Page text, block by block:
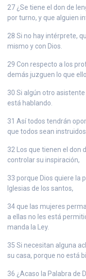
27 ¿Se tiene el don de
por turno, y que alguien
28 Si no hay intérprete,
mismo y con Dios.
29 Con respecto a los
demás juzguen lo que
30 Si algún otro
está hablando.
31 Así todos tendrán
que todos sean
32 Los que tienen el don
controlar su inspiración,
33 porque Dios quiere la
Iglesias de los santos,
34 que las mujeres
a ellas no les está
manda la Ley.
35 Si necesitan alguna
su casa, porque no está
36 ¿Acaso la Palabra de